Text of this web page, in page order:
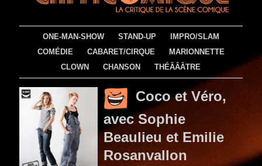
ONE-MAN-SHOW STAND-UP
IMPRO/SLAM
COMÉDIE
CABARET/CIRQUE
MARIONNETTE
CLOWN
CHANSON THÉÂÂÂTRE
Coco et Véro,
avec Sophie
Beaulieu et Emilie
Rosanvallon